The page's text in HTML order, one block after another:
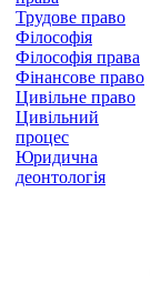
Трудове право
Філософія
Філософія права
Фінансове право
Цивільне право
Цивільний
процес
Юридична
деонтологія